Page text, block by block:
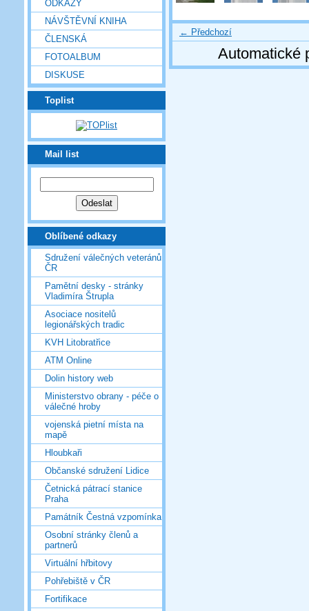
ODKAZY
NÁVŠTĚVNÍ KNIHA
ČLENSKÁ
FOTOALBUM
DISKUSE
Toplist
Mail list
Oblíbené odkazy
Sdružení válečných veteránů
ČR
Pamětní desky - stránky
Vladimíra Štrupla
Asociace nositelů
legionářských tradic
KVH Litobratřice
ATM Online
Dolin history web
Ministerstvo obrany - péče o
válečné hroby
vojenská pietní místa na
mapě
Hloubkaři
Občanské sdružení Lidice
Četnická pátrací stanice
Praha
Památník Čestná vzpomínka
Osobní stránky členů a
partnerů
Virtuální hřbitovy
Pohřebiště v ČR
Fortifikace
← Předchozí
Automatické